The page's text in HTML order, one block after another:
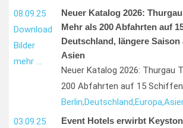
08.09.25
Download
Bilder
mehr …
Neuer Katalog 2026:
Mehr als 200 Abfahrten auf
Deutschland, längere
Asien
Neuer Katalog 2026: Thurgau
200 Abfahrten auf 15
Berlin,Deutschland,Europa,
03.09.25
Event Hotels erwirbt